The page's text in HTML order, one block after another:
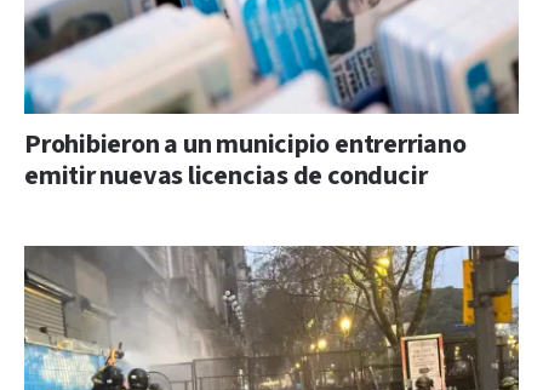
Prohibieron a un municipio entrerriano
emitir nuevas licencias de conducir